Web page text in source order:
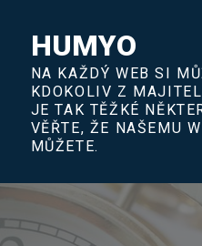
contentHUMYO
NA KAŽDÝ WEB SI
KDOKOLIV Z
JE TAK TĚŽKÉ
VĚŘTE, ŽE NAŠEMU
MŮŽETE.